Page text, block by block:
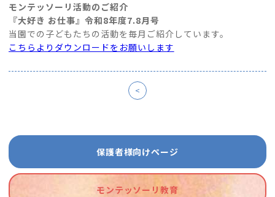
モンテッソーリ活動のご紹介
『大好き お仕事』令和8年度7.8月号
当園での子どもたちの活動を毎月ご紹介しています。
こちらよりダウンロードをお願いします
<
保護者様向けページ
モンテッソーリ教育